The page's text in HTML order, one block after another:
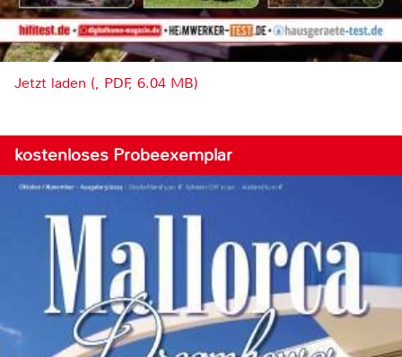
Jetzt laden (, PDF, 6.04 MB)
kostenloses Probeexemplar